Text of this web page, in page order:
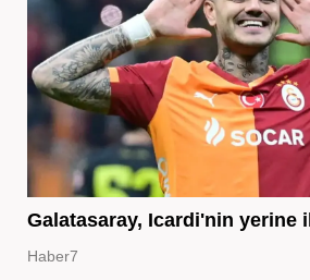
Galatasaray, Icardi'nin yerine
Haber7